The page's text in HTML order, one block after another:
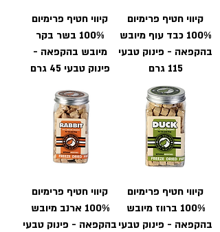
קיווי חטיף פרימיום
100% כבד עוף מיובש
בהקפאה - פינוק טבעי
115 גרם
קיווי חטיף פרימיום
100% בשר בקר
מיובש בהקפאה -
פינוק טבעי 45 גרם
קיווי חטיף פרימיום
100% ברווז מיובש
בהקפאה - פינוק טבעי
קיווי חטיף פרימיום
100% ארנב מיובש
בהקפאה - פינוק טבעי